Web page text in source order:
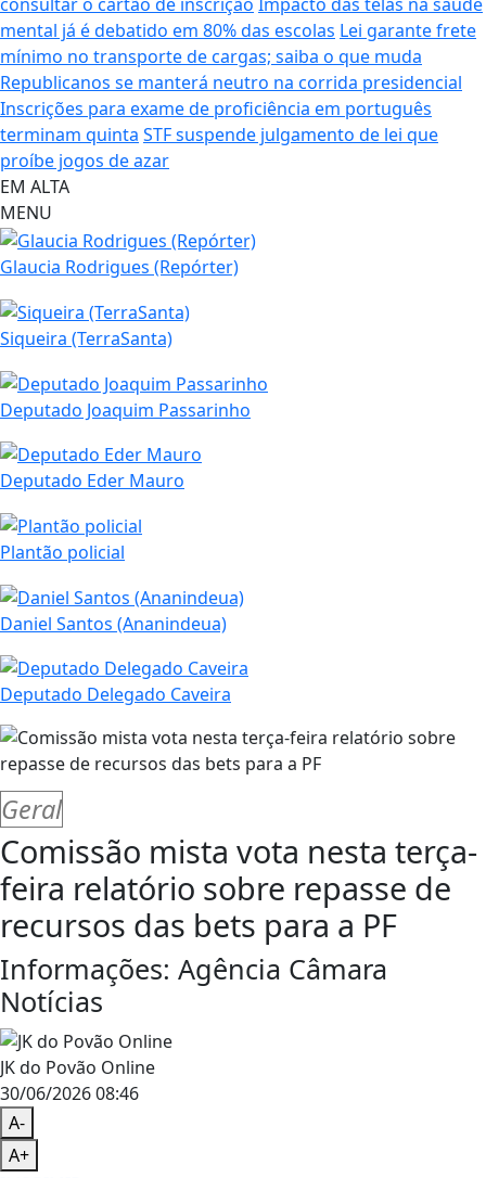
consultar o cartão de inscrição Impacto das telas na saúde
mental já é debatido em 80% das escolas Lei garante frete
mínimo no transporte de cargas; saiba o que muda
Republicanos se manterá neutro na corrida presidencial
Inscrições para exame de proficiência em português
terminam quinta STF suspende julgamento de lei que
proíbe jogos de azar
EM ALTA
MENU
Glaucia Rodrigues (Repórter)
Siqueira (TerraSanta)
Deputado Joaquim Passarinho
Deputado Eder Mauro
Plantão policial
Daniel Santos (Ananindeua)
Deputado Delegado Caveira
Geral
Comissão mista vota nesta terça-
feira relatório sobre repasse de
recursos das bets para a PF
Informações: Agência Câmara
Notícias
JK do Povão Online
30/06/2026 08:46
A-
A+